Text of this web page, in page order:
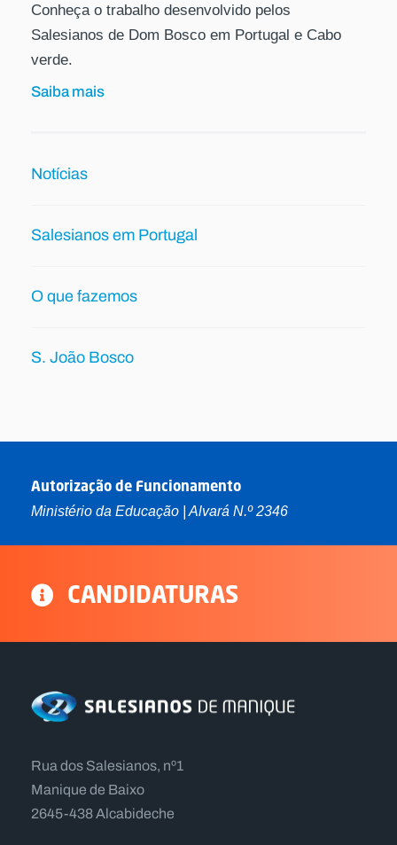
Conheça o trabalho desenvolvido pelos
Salesianos de Dom Bosco em Portugal e Cabo
verde.
Saiba mais
Notícias
Salesianos em Portugal
O que fazemos
S. João Bosco
Autorização de Funcionamento
Ministério da Educação | Alvará N.º 2346
CANDIDATURAS
Rua dos Salesianos, nº1
Manique de Baixo
2645-438 Alcabideche